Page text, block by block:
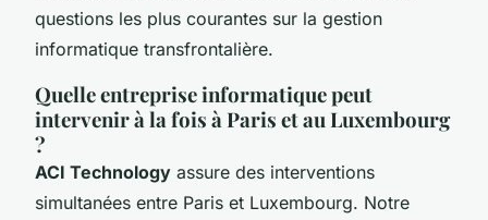
questions les plus courantes sur la gestion
informatique transfrontalière.
Quelle entreprise informatique peut
intervenir à la fois à Paris et au Luxembourg
?
ACI Technology assure des interventions
simultanées entre Paris et Luxembourg. Notre